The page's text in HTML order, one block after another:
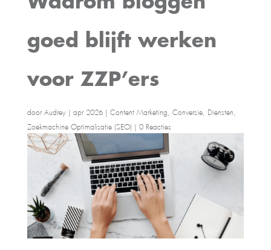
goed blijft werken
voor ZZP’ers
door Audrey| apr 2026 Content Marketing Conversie Diensten
Zoekmachine Optimalisatie (SEO) 0 Reacties